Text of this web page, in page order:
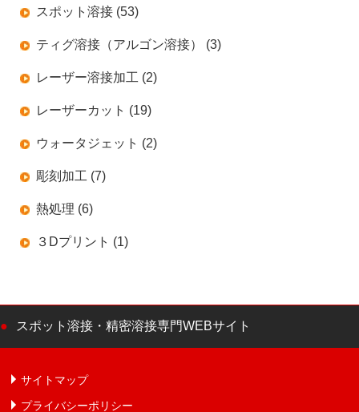
スポット溶接 (53)
ティグ溶接（アルゴン溶接） (3)
レーザー溶接加工 (2)
レーザーカット (19)
ウォータジェット (2)
彫刻加工 (7)
熱処理 (6)
３Dプリント (1)
スポット溶接・精密溶接専門WEBサイト
サイトマップ
プライバシーポリシー